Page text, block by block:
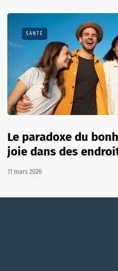
SANTÉ
Le paradoxe du
joie dans des
11 mars 2026